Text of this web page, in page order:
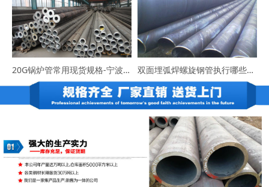
20G锅炉管常用现货规格-宁波易程大东货源充足 双面埋弧焊螺旋钢管执行哪些标准？